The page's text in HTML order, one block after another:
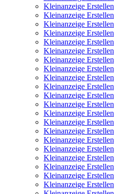
Kleinanzeige Erstellen
Kleinanzeige Erstellen
Kleinanzeige Erstellen
Kleinanzeige Erstellen
Kleinanzeige Erstellen
Kleinanzeige Erstellen
Kleinanzeige Erstellen
Kleinanzeige Erstellen
Kleinanzeige Erstellen
Kleinanzeige Erstellen
Kleinanzeige Erstellen
Kleinanzeige Erstellen
Kleinanzeige Erstellen
Kleinanzeige Erstellen
Kleinanzeige Erstellen
Kleinanzeige Erstellen
Kleinanzeige Erstellen
Kleinanzeige Erstellen
Kleinanzeige Erstellen
Kleinanzeige Erstellen
Kleinanzeige Erstellen